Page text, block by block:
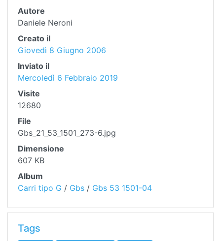
Autore
Daniele Neroni
Creato il
Giovedì 8 Giugno 2006
Inviato il
Mercoledì 6 Febbraio 2019
Visite
12680
File
Gbs_21_53_1501_273-6.jpg
Dimensione
607 KB
Album
Carri tipo G / Gbs / Gbs 53 1501-04
Tags